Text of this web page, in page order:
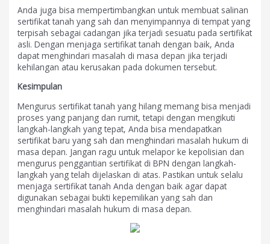
Anda juga bisa mempertimbangkan untuk membuat salinan
sertifikat tanah yang sah dan menyimpannya di tempat yang
terpisah sebagai cadangan jika terjadi sesuatu pada sertifikat
asli. Dengan menjaga sertifikat tanah dengan baik, Anda
dapat menghindari masalah di masa depan jika terjadi
kehilangan atau kerusakan pada dokumen tersebut.
Kesimpulan
Mengurus sertifikat tanah yang hilang memang bisa menjadi
proses yang panjang dan rumit, tetapi dengan mengikuti
langkah-langkah yang tepat, Anda bisa mendapatkan
sertifikat baru yang sah dan menghindari masalah hukum di
masa depan. Jangan ragu untuk melapor ke kepolisian dan
mengurus penggantian sertifikat di BPN dengan langkah-
langkah yang telah dijelaskan di atas. Pastikan untuk selalu
menjaga sertifikat tanah Anda dengan baik agar dapat
digunakan sebagai bukti kepemilikan yang sah dan
menghindari masalah hukum di masa depan.